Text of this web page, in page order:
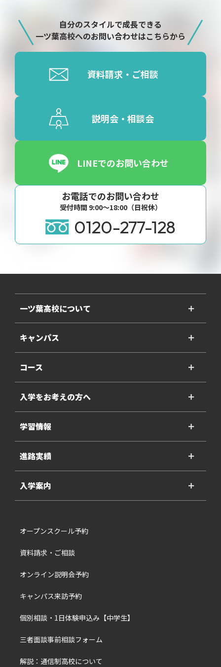
自分のスタイルで成長できる
一ツ葉高校へのお問い合わせはこちらから
資料請求・ご相談
説明会・相談会
LINEでのお問い合わせ
お電話でのお問い合わせ
受付時間 9:00〜18:00（日祝休）
0120-277-128
一ツ葉高校について ＋
キャンパス ＋
コース ＋
入学をお考えの方へ ＋
学習情報 ＋
進路実績 ＋
入学案内 ＋
オープンスクール予約
資料請求・ご相談
オンライン説明会予約
キャンパス来訪予約
個別相談・1日体験申込み【中学生】
三者面談事前相談フォーム
解説：通信制高校について